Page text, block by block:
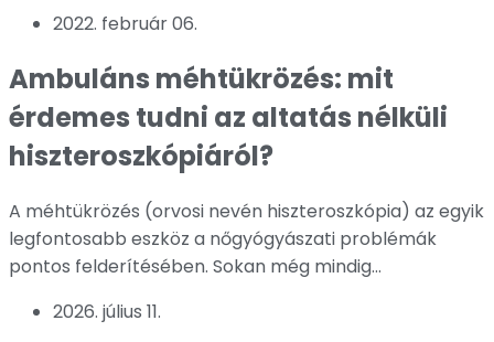
2022. február 06.
Ambuláns méhtükrözés: mit
érdemes tudni az altatás nélküli
hiszteroszkópiáról?
A méhtükrözés (orvosi nevén hiszteroszkópia) az egyik
legfontosabb eszköz a nőgyógyászati problémák
pontos felderítésében. Sokan még mindig...
2026. július 11.